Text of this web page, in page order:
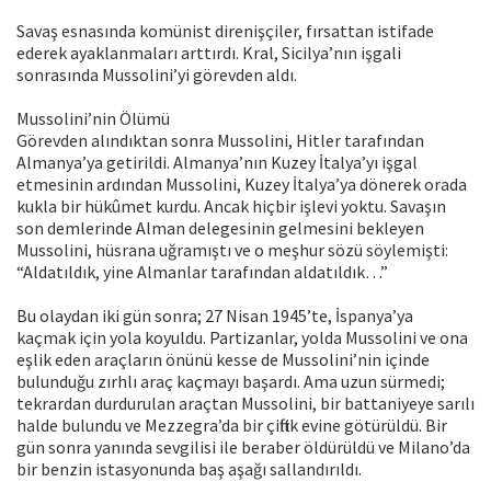
Savaş esnasında komünist direnişçiler, fırsattan istifade
ederek ayaklanmaları arttırdı. Kral, Sicilya’nın işgali
sonrasında Mussolini’yi görevden aldı.
Mussolini’nin Ölümü
Görevden alındıktan sonra Mussolini, Hitler tarafından
Almanya’ya getirildi. Almanya’nın Kuzey İtalya’yı işgal
etmesinin ardından Mussolini, Kuzey İtalya’ya dönerek orada
kukla bir hükûmet kurdu. Ancak hiçbir işlevi yoktu. Savaşın
son demlerinde Alman delegesinin gelmesini bekleyen
Mussolini, hüsrana uğramıştı ve o meşhur sözü söylemişti:
“Aldatıldık, yine Almanlar tarafından aldatıldık…”
Bu olaydan iki gün sonra; 27 Nisan 1945’te, İspanya’ya
kaçmak için yola koyuldu. Partizanlar, yolda Mussolini ve ona
eşlik eden araçların önünü kesse de Mussolini’nin içinde
bulunduğu zırhlı araç kaçmayı başardı. Ama uzun sürmedi;
tekrardan durdurulan araçtan Mussolini, bir battaniyeye sarılı
halde bulundu ve Mezzegra’da bir çiftlik evine götürüldü. Bir
gün sonra yanında sevgilisi ile beraber öldürüldü ve Milano’da
bir benzin istasyonunda baş aşağı sallandırıldı.